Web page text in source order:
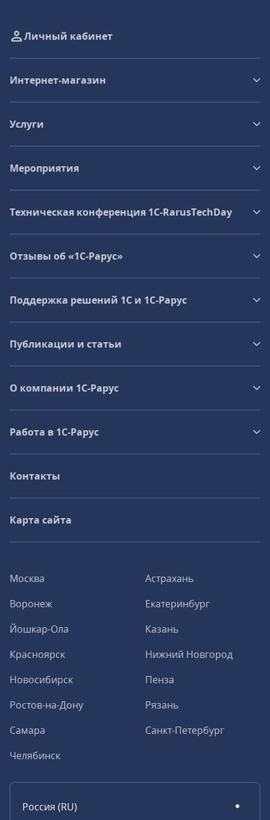
Москва
Астрахань
Воронеж
Екатеринбург
Йошкар-Ола
Казань
Красноярск
Нижний Новгород
Новосибирск
Пенза
Ростов-на-Дону
Рязань
Самара
Санкт-Петербург
Челябинск
Россия (RU)
Личный кабинет
Интернет-магазин
Услуги
Мероприятия
Техническая конференция 1C‑RarusTechDay
Отзывы об «1С-Рарус»
Поддержка решений 1С и 1С‑Рарус
Публикации и статьи
О компании 1C-Рарус
Работа в 1С‑Рарус
Контакты
Карта сайта